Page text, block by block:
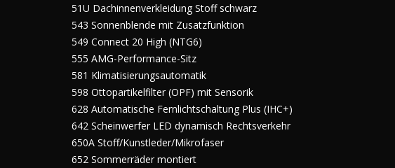
51U Dachinnenverkleidung Stoff schwarz
543 Sonnenblende mit Zusatzfunktion
549 Connect 20 High (NTG6)
555 AMG-Performance-Sitz
581 Klimatisierungsautomatik
598 Ottopartikelfilter (OPF) mit Sensorik
628 Automatische Fernlichtschaltung Plus (IHC+)
642 Scheinwerfer LED dynamisch Rechtsverkehr
650A Stoff/Kunstleder/Mikrofaser
652 Sommerräder montiert